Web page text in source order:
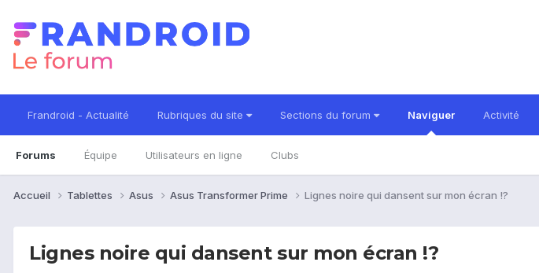
Frandroid - Actualité Rubriques du site Sections du forum Naviguer
Forums Équipe Utilisateurs en ligne Clubs
Activité
Accueil Tablettes Asus Asus Transformer Prime Lignes noire qui dansent sur mon écran !?
Lignes noire qui dansent sur mon écran !?